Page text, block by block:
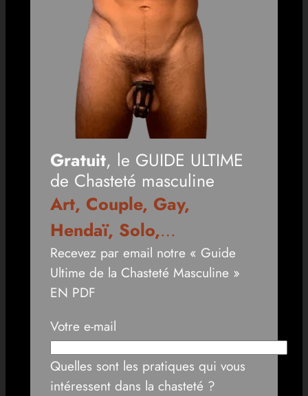
Gratuit, le GUIDE ULTIME
de Chasteté masculine
Art, Couple, Gay,
Hendaï, Solo,…
Recevez par email notre « Guide
Ultime de la Chasteté Masculine »
EN PDF
Votre e-mail
Quelles sont les pratiques qui vous
intéressent dans la chasteté ?